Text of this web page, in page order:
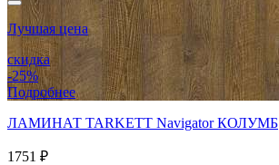
Лучшая цена
скидка
-25%
Подробнее
ЛАМИНАТ TARKETT Navigator КОЛУМБ
1751 ₽